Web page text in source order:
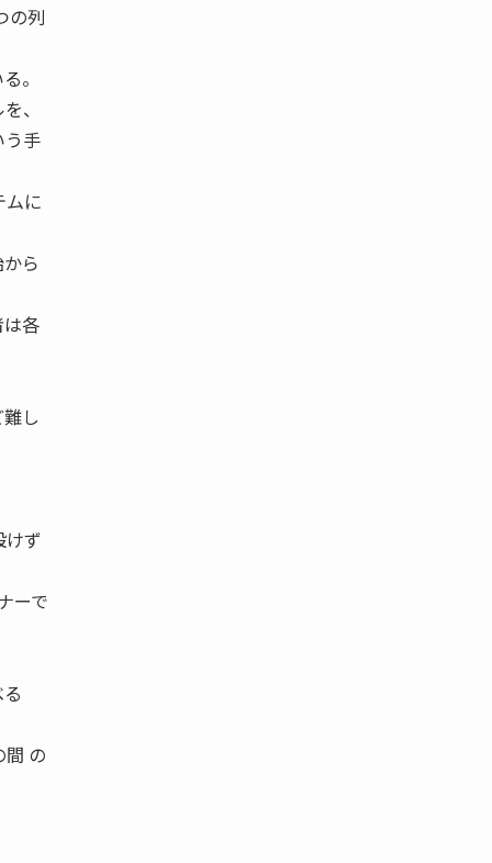
の列
。
、
う手
ムに
ら
各
し
けず
ーで
間 の